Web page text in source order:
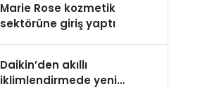
Aldı
Marie Rose kozmetik
sektörüne giriş yaptı
Daikin’den akıllı
iklimlendirmede yeni